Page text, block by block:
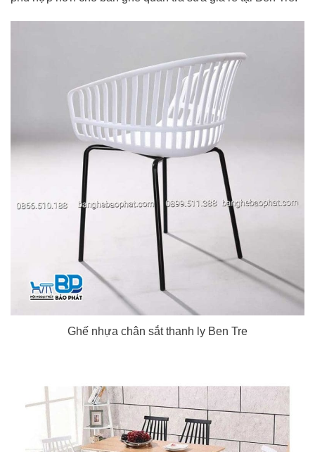
Ghế nhựa chân sắt thanh ly Ben Tre